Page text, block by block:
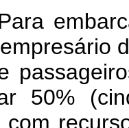
50%
com